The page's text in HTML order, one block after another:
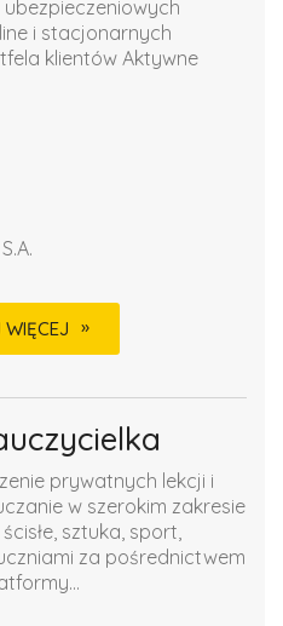
i stacjonarnych
klientów Aktywne
prywatnych lekcji i
w szerokim zakresie
sztuka, sport,
za pośrednictwem